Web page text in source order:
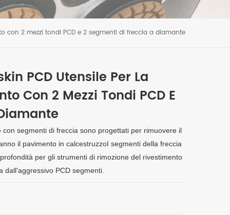
con 2 mezzi tondi PCD e 2 segmenti di freccia a diamante
PCD Utensile Per La
Con 2 Mezzi Tondi PCD E
segmenti di freccia sono progettati per rimuovere il
il pavimento in calcestruzzoI segmenti della freccia
per gli strumenti di rimozione del rivestimento
PCD segmenti.